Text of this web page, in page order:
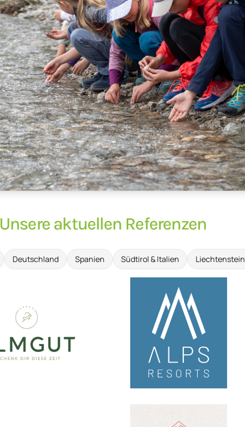
Unsere aktuellen Referenzen
Deutschland Spanien Südtirol & Italien Liechtenstein